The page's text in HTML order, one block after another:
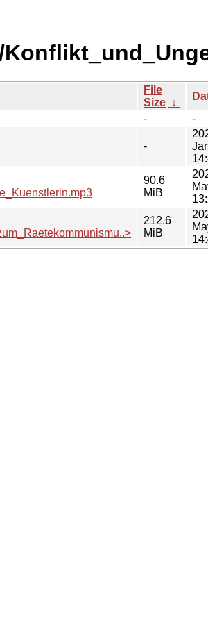
File
Size ↓
- -
-
90.6
MiB
212.6
MiB